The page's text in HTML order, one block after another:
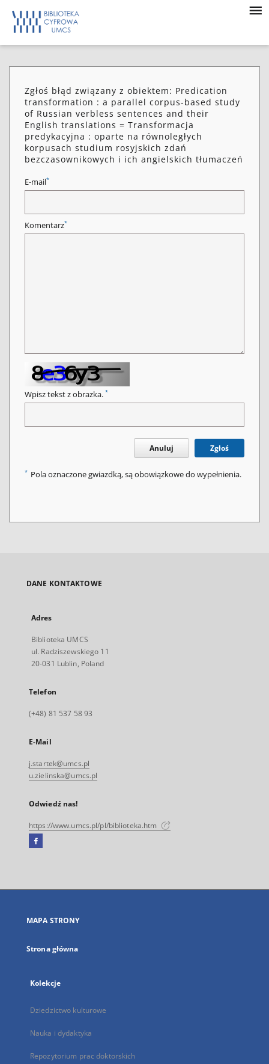
Zgłoś błąd związany z obiektem: Predication
transformation : a parallel corpus-based study
of Russian verbless sentences and their
English translations = Transformacja
predykacyjna : oparte na równoległych
korpusach studium rosyjskich zdań
bezczasownikowych i ich angielskich tłumaczeń
E-mail*
Komentarz*
Wpisz tekst z obrazka. *
Anuluj Zgłoś
* Pola oznaczone gwiazdką, są obowiązkowe do wypełnienia.
DANE KONTAKTOWE
Adres
Biblioteka UMCS
ul. Radziszewskiego 11
20-031 Lublin, Poland
Telefon
(+48) 81 537 58 93
E-Mail
j.startek@umcs.pl
u.zielinska@umcs.pl
Odwiedź nas!
https://www.umcs.pl/pl/biblioteka.htm
Facebook
się
karcie
MAPA STRONY
Strona główna
Kolekcje
Dziedzictwo kulturowe
Nauka i dydaktyka
Repozytorium prac doktorskich